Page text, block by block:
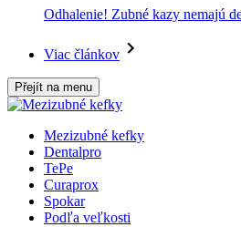
Odhalenie! Zubné kazy nemajú
Viac článkov
Přejít na menu
Mezizubné kefky
Dentalpro
TePe
Curaprox
Spokar
Podľa veľkosti